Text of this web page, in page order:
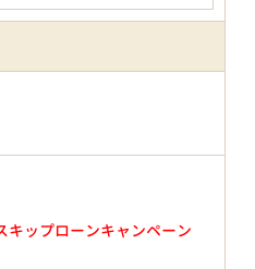
キップローンキャンペーン